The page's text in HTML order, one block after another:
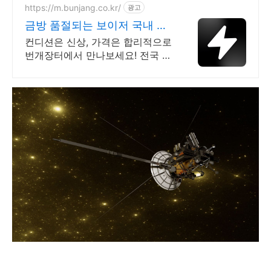
https://m.bunjang.co.kr/ 광고
금방 품절되는 보이저 국내 최
대 브랜드 중고거래
컨디션은 신상, 가격은 합리적으로
번개장터에서 만나보세요! 전국 각
로드